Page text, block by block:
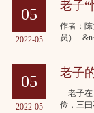
05
2022-05
老子“
作者：
员）
05
2022-05
老子
老子在
俭，三曰